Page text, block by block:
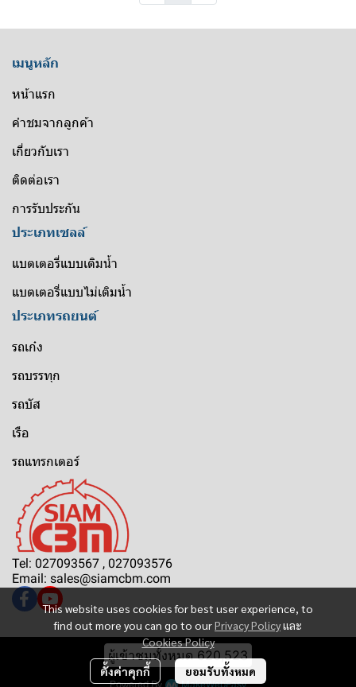
This website uses cookies for best user experience, to
find out more you can go to ourPrivacy Policyและ
Cookies Policy
ตั้งค่าคุกกี้ ยอมรับทั้งหมด
เมนูหลัก
หน้าแรก
คำชมจากลูกค้า
เกี่ยวกับเรา
ติดต่อเรา
การรับประกัน
ประเภทเซลล์
แบตเตอรี่แบบเติมน้ำ
แบตเตอรี่แบบไม่เติมน้ำ
ประเภทรถยนต์
รถเก๋ง
รถบรรทุก
รถบัส
เรือ
รถแทรกเตอร์
Tel: 027093567 , 027093576
Email: sales@siamcbm.com
ผู้เข้าชมวันนี้821